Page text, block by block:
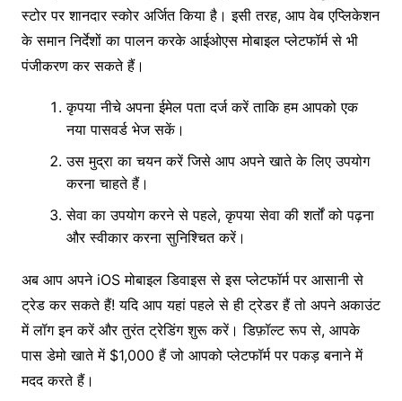
स्टोर पर शानदार स्कोर अर्जित किया है। इसी तरह, आप वेब एप्लिकेशन
के समान निर्देशों का पालन करके आईओएस मोबाइल प्लेटफॉर्म से भी
पंजीकरण कर सकते हैं।
कृपया नीचे अपना ईमेल पता दर्ज करें ताकि हम आपको एक
नया पासवर्ड भेज सकें।
उस मुद्रा का चयन करें जिसे आप अपने खाते के लिए उपयोग
करना चाहते हैं।
सेवा का उपयोग करने से पहले, कृपया सेवा की शर्तों को पढ़ना
और स्वीकार करना सुनिश्चित करें।
अब आप अपने iOS मोबाइल डिवाइस से इस प्लेटफॉर्म पर आसानी से
ट्रेड कर सकते हैं! यदि आप यहां पहले से ही ट्रेडर हैं तो अपने अकाउंट
में लॉग इन करें और तुरंत ट्रेडिंग शुरू करें। डिफ़ॉल्ट रूप से, आपके
पास डेमो खाते में $1,000 हैं जो आपको प्लेटफॉर्म पर पकड़ बनाने में
मदद करते हैं।